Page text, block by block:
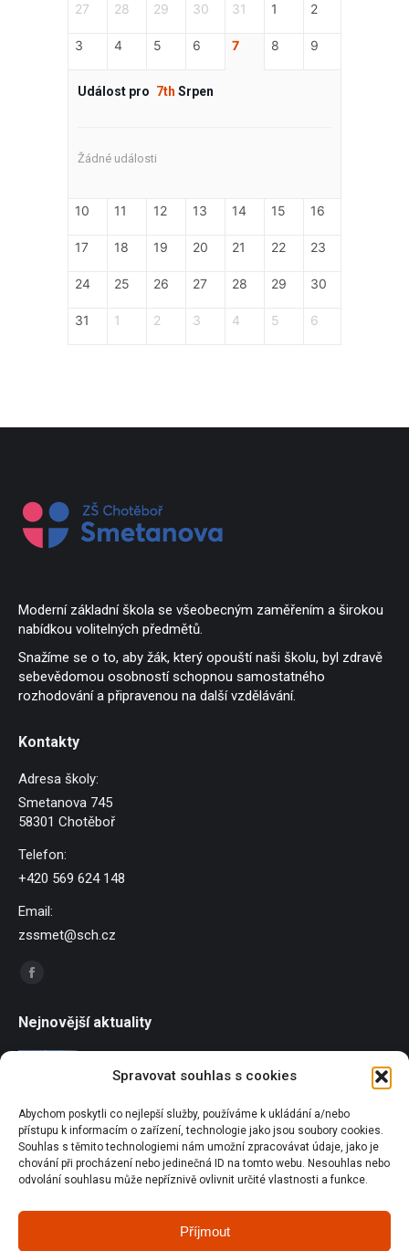
Spravovat souhlas s cookies
Abychom poskytli co nejlepší služby, používáme k ukládání a/nebo
přístupu k informacím o zařízení, technologie jako jsou soubory cookies.
Souhlas s těmito technologiemi nám umožní zpracovávat údaje, jako je
chování při procházení nebo jedinečná ID na tomto webu. Nesouhlas nebo
odvolání souhlasu může nepříznivě ovlivnit určité vlastnosti a funkce.
Příjmout
27 28 29 30 31 1 2
3 4 5 6 7 8 9
Událost pro 7th Srpen
Žádné události
10 11 12 13 14 15 16
17 18 19 20 21 22 23
24 25 26 27 28 29 30
31 1 2 3 4 5 6
Moderní základní škola se všeobecným zaměřením a širokou
nabídkou volitelných předmětů.
Snažíme se o to, aby žák, který opouští naši školu, byl zdravě
sebevědomou osobností schopnou samostatného
rozhodování a připravenou na další vzdělávání.
Kontakty
Adresa školy:
Smetanova 745
58301 Chotěboř
Telefon:
+420 569 624 148
Email:
zssmet@sch.cz
Find us on:
opens
in
Nejnovější aktuality
21/06/2026
Sportování u Pilské nádrže
18/06/2026
Olympijský běh
18/06/2026